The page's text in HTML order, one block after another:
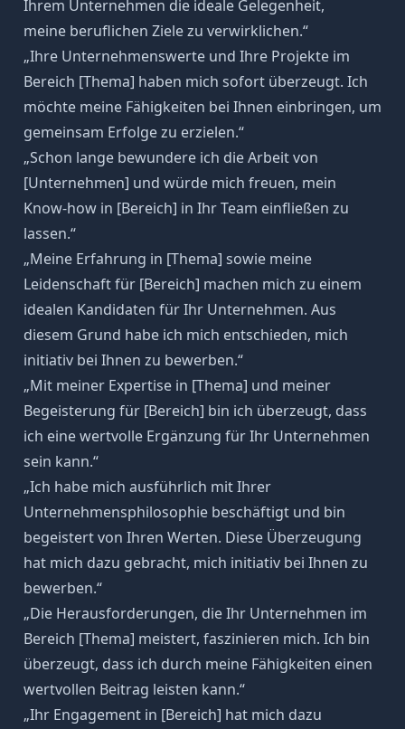
Ihrem Unternehmen die ideale Gelegenheit,
meine beruflichen Zielezu verwirklichen.“
„Ihre Unternehmenswerte und Ihre Projekte im
Bereich [Thema] haben mich sofort überzeugt. Ich
möchte meine Fähigkeiten bei Ihnen einbringen, um
gemeinsam Erfolge zu erzielen.“
„Schon lange bewundere ich die Arbeit von
[Unternehmen] und würde mich freuen, mein
Know-how in [Bereich] in Ihr Team einfließen zu
lassen.“
„Meine Erfahrung in [Thema] sowie meine
Leidenschaft für [Bereich] machen mich zu einem
idealen Kandidaten für Ihr Unternehmen. Aus
diesem Grund habe ich mich entschieden, mich
initiativ bei Ihnen zu bewerben.“
„Mit meiner Expertise in [Thema] und meiner
Begeisterung für [Bereich] bin ich überzeugt, dass
ich eine wertvolle Ergänzung für Ihr Unternehmen
sein kann.“
„Ich habe mich ausführlich mit Ihrer
Unternehmensphilosophie beschäftigt und bin
begeistert von Ihren Werten. Diese Überzeugung
hat mich dazu gebracht, mich initiativ bei Ihnen zu
bewerben.“
„Die Herausforderungen, die Ihr Unternehmen im
Bereich [Thema] meistert, faszinieren mich. Ich bin
überzeugt, dass ich durch meine Fähigkeiten einen
wertvollen Beitrag leisten kann.“
„Ihr Engagement in [Bereich] hat mich dazu